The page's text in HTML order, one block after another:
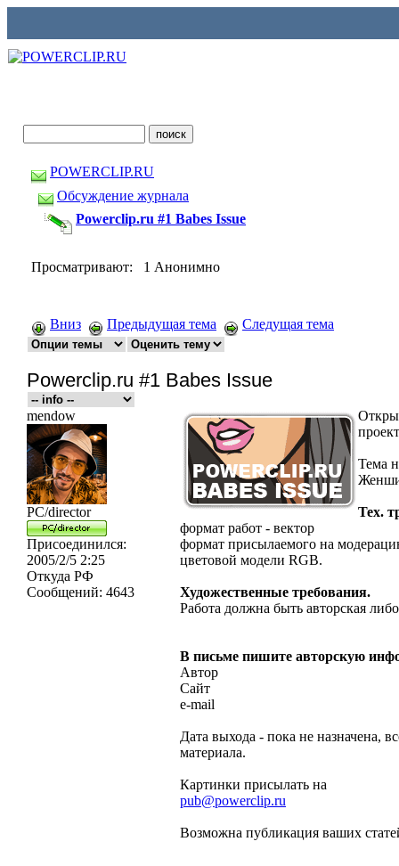
POWERCLIP.RU
Обсуждение журнала
Powerclip.ru #1 Babes Issue
Просматривают: 1 Анонимно
Вниз Предыдущая тема Следущая тема
Powerclip.ru #1 Babes Issue
mendow
PC/director
Присоединился:
2005/2/5 2:25
Откуда РФ
Сообщений: 4643
Тема
Тех.
формат работ - вектор
формат присылаемого на
цветовой модели RGB.
Художественные требования.
Работа должна быть авторская
В письме пишите авторскую
Автор
Сайт
e-mail
Дата выхода - пока не назначена,
материала.
Картинки присылать на
pub@powerclip.ru
Возможна публикация ваших